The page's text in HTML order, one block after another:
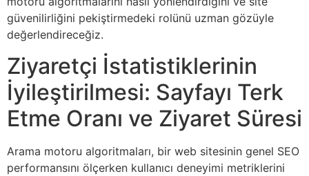
güvenilirliğini pekiştirmedeki rolünü uzman gözüyle
değerlendireceğiz.
Ziyaretçi İstatistiklerinin
İyileştirilmesi: Sayfayı Terk
Etme Oranı ve Ziyaret Süresi
Arama motoru algoritmaları, bir web sitesinin genel SEO
performansını ölçerken kullanıcı deneyimi metriklerini